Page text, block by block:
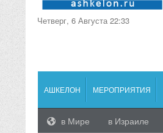
Четверг, 6 Августа 22:33
АШКЕЛОН МЕРОПРИЯТИЯ
в Мире в Израиле